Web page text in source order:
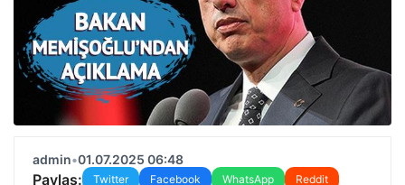
admin•01.07.2025 06:48
Paylaş: Twitter Facebook WhatsApp
Reddit